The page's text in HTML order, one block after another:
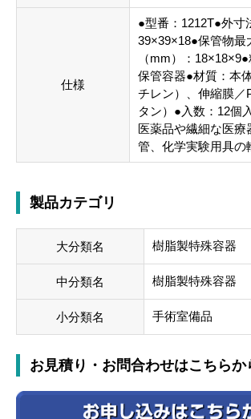
仕様
●型番：1212T●外寸
39×39×18●保管物最
（mm）：
保管容器●材質：本
チレン）、伸縮膜／
タン）●入数：12個
医薬品や繊細な医療
管、化学実験用具の
製品カテゴリ
大分類名 樹脂製特殊容器
中分類名 樹脂製特殊容器
小分類名 手術室備品
お見積り・お問合わせはこちらか